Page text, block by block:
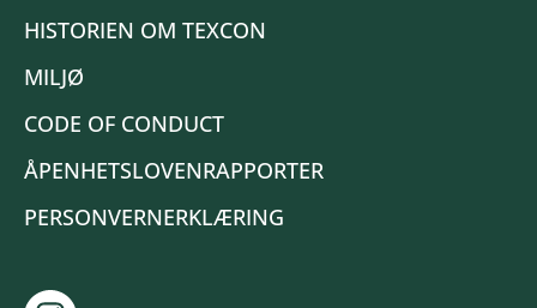
HISTORIEN OM TEXCON
MILJØ
CODE OF CONDUCT
ÅPENHETSLOVENRAPPORTER
PERSONVERNERKLÆRING